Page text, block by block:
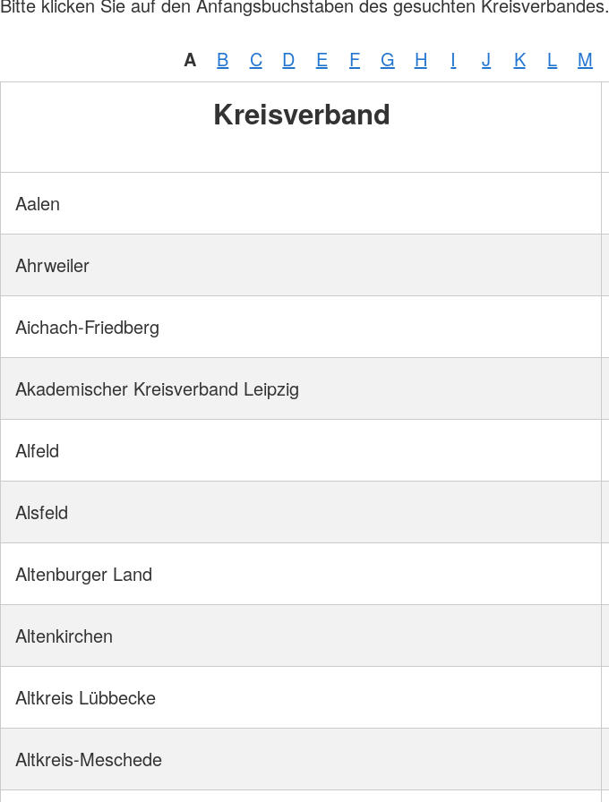
A B C D E F G H I J K L M
Kreisverband
Aalen
Ahrweiler
Aichach-Friedberg
Akademischer Kreisverband Leipzig
Alfeld
Alsfeld
Altenburger Land
Altenkirchen
Altkreis Lübbecke
Altkreis-Meschede